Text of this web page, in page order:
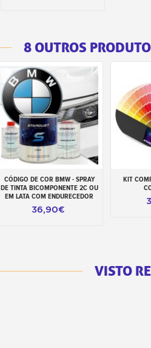
8 OUTROS
Adicionar ao carrinho
CÓDIGO DE COR BMW - SPRAY
DE TINTA BICOMPONENTE 2C OU
EM LATA COM ENDURECEDOR
36,90€
KIT
VISTO